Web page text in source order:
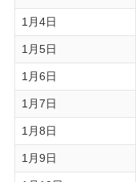
1月4日
1月5日
1月6日
1月7日
1月8日
1月9日